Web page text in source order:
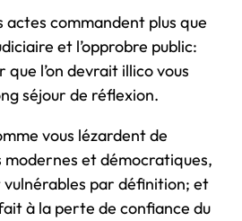
actes commandent plus que
et l’opprobre public:
que l’on devrait illico vous
séjour de réflexion.
vous lézardent de
modernes et démocratiques,
par définition; et
à la perte de confiance du